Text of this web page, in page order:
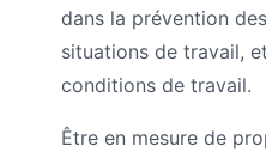
dans la prévention
situations de travail,
conditions de travail.
Être en mesure de